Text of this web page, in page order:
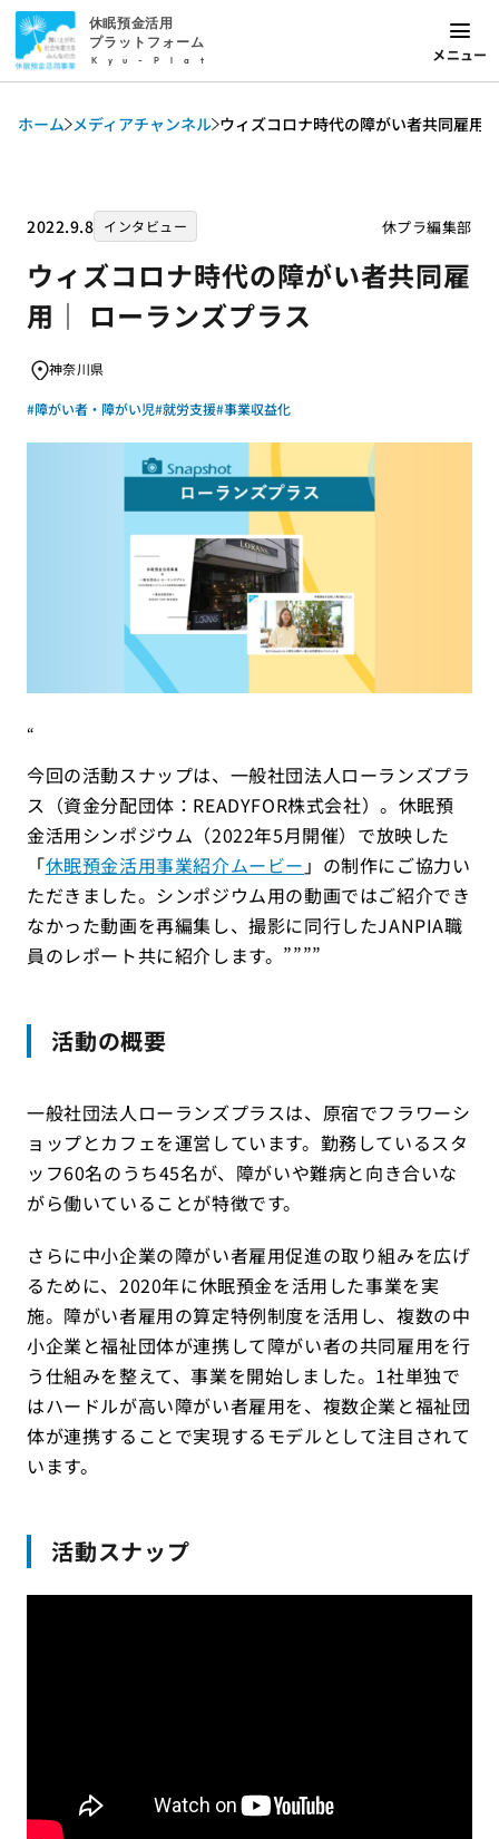
休眠預金活用
プラットフォーム
Kyu-Plat メニュー
ホーム メディアチャンネル ウィズコロナ時代の障がい者共同雇用
2022.9.8 インタビュー 休プラ編集部
ウィズコロナ時代の障がい者共同雇
用｜ ローランズプラス
神奈川県
#障がい者・障がい児#就労支援#事業収益化
“
今回の活動スナップは、一般社団法人ローランズプラ
ス（資金分配団体：READYFOR株式会社）。休眠預
金活用シンポジウム（2022年5月開催）で放映した
「休眠預金活用事業紹介ムービー 」の制作にご協力い
ただきました。シンポジウム用の動画ではご紹介でき
なかった動画を再編集し、撮影に同行したJANPIA職
員のレポート共に紹介します。””””
活動の概要
一般社団法人ローランズプラスは、原宿でフラワーシ
ョップとカフェを運営しています。勤務しているスタ
ッフ60名のうち45名が、障がいや難病と向き合いな
がら働いていることが特徴です。
さらに中小企業の障がい者雇用促進の取り組みを広げ
るために、2020年に休眠預金を活用した事業を実
施。障がい者雇用の算定特例制度を活用し、複数の中
小企業と福祉団体が連携して障がい者の共同雇用を行
う仕組みを整えて、事業を開始しました。1社単独で
はハードルが高い障がい者雇用を、複数企業と福祉団
体が連携することで実現するモデルとして注目されて
います。
活動スナップ